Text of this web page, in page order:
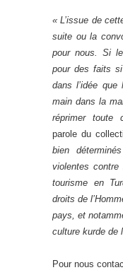
« L’issue de
suite ou la
pour nous. Si
pour des faits
dans l’idée que
main dans la
réprimer toute
parole du
bien
violentes
tourisme en
droits de
pays, et
culture kurde de
Pour nous